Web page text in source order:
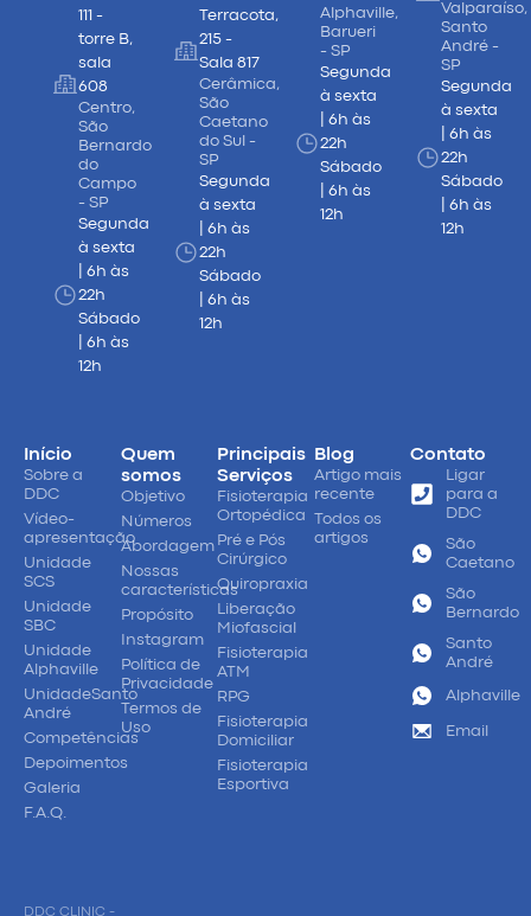
111 -
torre B,
sala
608
Centro,
São
Bernardo
do
Campo
- SP
Segunda
à sexta
| 6h às
22h
Sábado
| 6h às
12h
Terracota,
215 -
Sala 817
Cerâmica,
São
Caetano
do Sul -
SP
Segunda
à sexta
| 6h às
22h
Sábado
| 6h às
12h
Alphaville,
Barueri
- SP
Segunda
à sexta
| 6h às
22h
Sábado
| 6h às
12h
Valparaíso,
Santo
André -
SP
Segunda
à sexta
| 6h às
22h
Sábado
| 6h às
12h
Início
Sobre a
DDC
Vídeo-
apresentação
Unidade
SCS
Unidade
SBC
Unidade
Alphaville
UnidadeSanto
André
Competências
Depoimentos
Galeria
F.A.Q.
Quem
somos
Objetivo
Números
Abordagem
Nossas
características
Propósito
Instagram
Política de
Privacidade
Termos de
Uso
Principais
Serviços
Fisioterapia
Ortopédica
Pré e Pós
Cirúrgico
Quiropraxia
Liberação
Miofascial
Fisioterapia
ATM
RPG
Fisioterapia
Domiciliar
Fisioterapia
Esportiva
Blog
Artigo mais
recente
Todos os
artigos
Contato
Ligar
para a
DDC
São
Caetano
São
Bernardo
Santo
André
Alphaville
Email
DDC CLINIC -